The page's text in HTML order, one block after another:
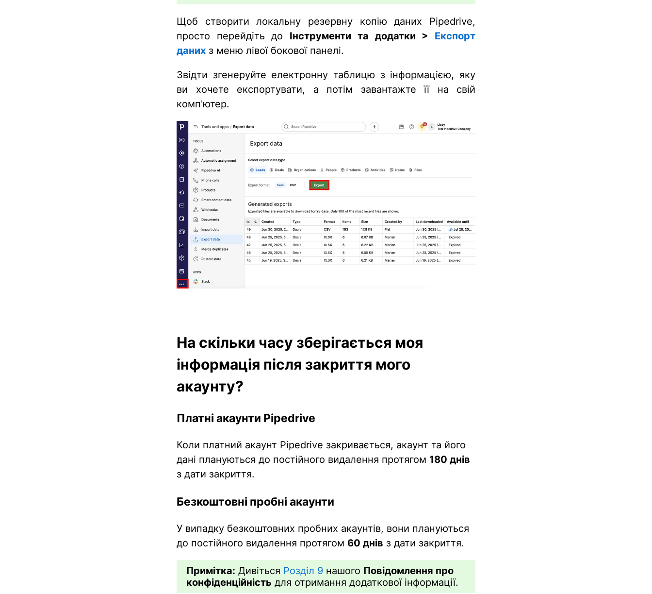
Щоб створити локальну резервну копію даних Pipedrive,
просто перейдіть до Інструменти та додатки >
Експорт
даних з меню лівої бокової панелі.
Звідти згенеруйте електронну таблицю з інформацією, яку
ви хочете експортувати, а потім завантажте її на свій
комп'ютер.
На скільки часу зберігається моя
інформація після закриття мого
акаунту?
Платні акаунти Pipedrive
Коли платний акаунт Pipedrive закривається, акаунт та його
дані плануються до постійного видалення протягом 180 днів
з дати закриття.
Безкоштовні пробні акаунти
У випадку безкоштовних пробних акаунтів, вони плануються
до постійного видалення протягом 60 днів з дати закриття.
Примітка: Дивіться Розділ 9 нашого Повідомлення про
конфіденційність для отримання додаткової інформації.